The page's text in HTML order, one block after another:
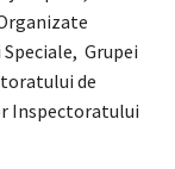
Grupei
de
Inspectoratului